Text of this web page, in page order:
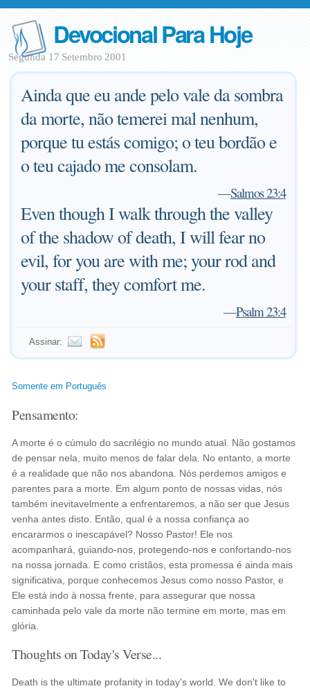
Devocional Para Hoje
Segunda 17 Setembro 2001
Ainda que eu ande pelo vale da sombra
da morte, não temerei mal nenhum,
porque tu estás comigo; o teu bordão e
o teu cajado me consolam.
—Salmos 23:4
Even though I walk through the valley
of the shadow of death, I will fear no
evil, for you are with me; your rod and
your staff, they comfort me.
—Psalm 23:4
Assinar:
Somente em Português
Pensamento:
A morte é o cúmulo do sacrilégio no mundo atual. Não gostamos
de pensar nela, muito menos de falar dela. No entanto, a morte
é a realidade que não nos abandona. Nós perdemos amigos e
parentes para a morte. Em algum ponto de nossas vidas, nós
também inevitavelmente a enfrentaremos, a não ser que Jesus
venha antes disto. Então, qual é a nossa confiança ao
encararmos o inescapável? Nosso Pastor! Ele nos
acompanhará, guiando-nos, protegendo-nos e confortando-nos
na nossa jornada. E como cristãos, esta promessa é ainda mais
significativa, porque conhecemos Jesus como nosso Pastor, e
Ele está indo à nossa frente, para assegurar que nossa
caminhada pelo vale da morte não termine em morte, mas em
glória.
Thoughts on Today's Verse...
Death is the ultimate profanity in today's world. We don't like to